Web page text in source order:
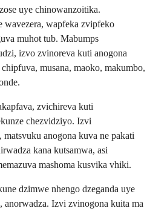
uye chinowanzoitika.
wavezera, wapfeka zvipfeko
muhot tub. Mabumps
izvo zvinoreva kuti anogona
musana, maoko, makumbo,
zvichireva kuti
chezvidziyo. Izvi
anogona kuva ne pakati
kana kutsamwa, asi
mashoma kusvika vhiki.
dzimwe nhengo dzeganda uye
anorwadza. Izvi zvinogona kuita ma